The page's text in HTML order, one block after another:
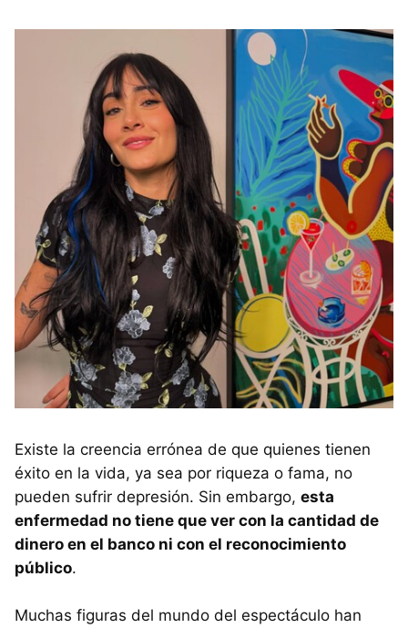
Existe la creencia errónea de que quienes tienen
éxito en la vida, ya sea por riqueza o fama, no
pueden sufrir depresión. Sin embargo, esta
enfermedad no tiene que ver con la cantidad de
dinero en el banco ni con el reconocimiento
público.
Muchas figuras del mundo del espectáculo han